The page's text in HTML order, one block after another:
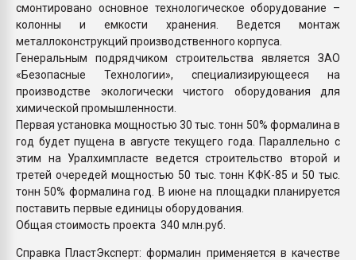
смонтировано основное технологическое оборудование –
колонны и емкости хранения. Ведется монтаж
металлоконструкций производственного корпуса.
Генеральным подрядчиком строительства является ЗАО
«Безопасные Технологии», специализирующееся на
производстве экологически чистого оборудования для
химической промышленности.
Первая установка мощностью 30 тыс. тонн 50% формалина в
год будет пущена в августе текущего года. Параллельно с
этим на Уралхимпласте ведется строительство второй и
третей очередей мощностью 50 тыс. тонн КФК-85 и 50 тыс.
тонн 50% формалина год. В июне на площадки планируется
поставить первые единицы оборудования.
Общая стоимость проекта 340 млн.руб.
Справка ПластЭксперт: формалин применяется в качестве